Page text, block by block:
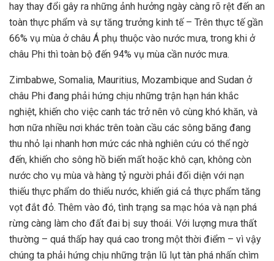
hay thay đổi gây ra những ảnh hưởng ngày càng rõ rệt đến an
toàn thực phẩm và sự tăng trưởng kinh tế – Trên thực tế gần
66% vụ mùa ở châu Á phụ thuộc vào nước mưa, trong khi ở
châu Phi thì toàn bộ đến 94% vụ mùa cần nước mưa.
Zimbabwe, Somalia, Mauritius, Mozambique and Sudan ở
châu Phi đang phải hứng chịu những trận hạn hán khắc
nghiệt, khiến cho việc canh tác trở nên vô cùng khó khăn, và
hơn nữa nhiều nơi khác trên toàn cầu các sông băng đang
thu nhỏ lại nhanh hơn mức các nhà nghiên cứu có thể ngờ
đến, khiến cho sông hồ biến mất hoặc khô cạn, không còn
nước cho vụ mùa và hàng tỷ người phải đối diện với nạn
thiếu thực phẩm do thiếu nước, khiến giá cả thực phẩm tăng
vọt đắt đỏ. Thêm vào đó, tình trạng sa mạc hóa và nạn phá
rừng càng làm cho đất đai bị suy thoái. Với lượng mưa thất
thường – quá thấp hay quá cao trong một thời điểm – vì vậy
chúng ta phải hứng chịu những trận lũ lụt tàn phá nhấn chìm